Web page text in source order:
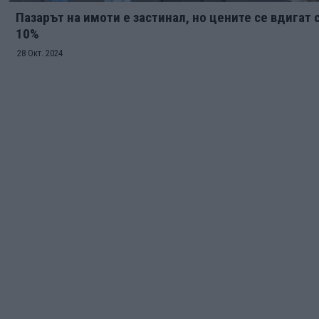
Пазарът на имоти е застинал, но цените се вдигат
10%
28 Окт. 2024